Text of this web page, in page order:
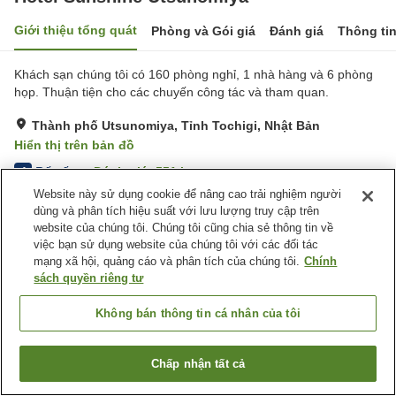
Giới thiệu tổng quát Phòng và Gói giá Đánh giá Thông
Khách sạn chúng tôi có 160 phòng nghỉ, 1 nhà hàng và 6 phòng
họp. Thuận tiện cho các chuyến công tác và tham quan.
Thành phố Utsunomiya, Tỉnh Tochigi, Nhật Bản
Hiển thị trên bản đồ
4 Rất tốt Đánh giá:551lượt
Tiện nghi chỗ nghỉ
Bãi đỗ xe
Spa / Salon
Nhà hàng
Máy bán hàng tự động
Nhật Bản Tỉnh Tochigi
Thành phố Utsunomiya
Hotel Sunshine Utsunomiya
Tìm phòng trống
Website này sử dụng cookie để nâng cao trải nghiệm người
dùng và phân tích hiệu suất với lưu lượng truy cập trên
website của chúng tôi. Chúng tôi cũng chia sẻ thông tin về
việc bạn sử dụng website của chúng tôi với các đối tác
mạng xã hội, quảng cáo và phân tích của chúng tôi. Chính
sách quyền riêng tư
Không bán thông tin cá nhân của tôi
Chấp nhận tất cả